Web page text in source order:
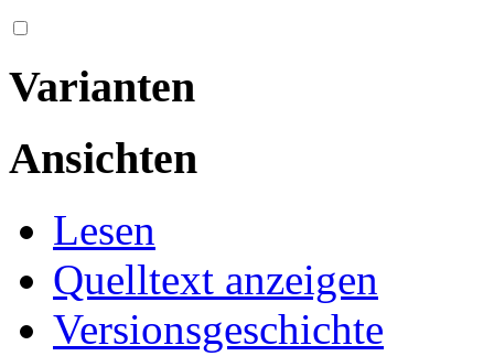
Varianten
Ansichten
Lesen
Quelltext anzeigen
Versionsgeschichte